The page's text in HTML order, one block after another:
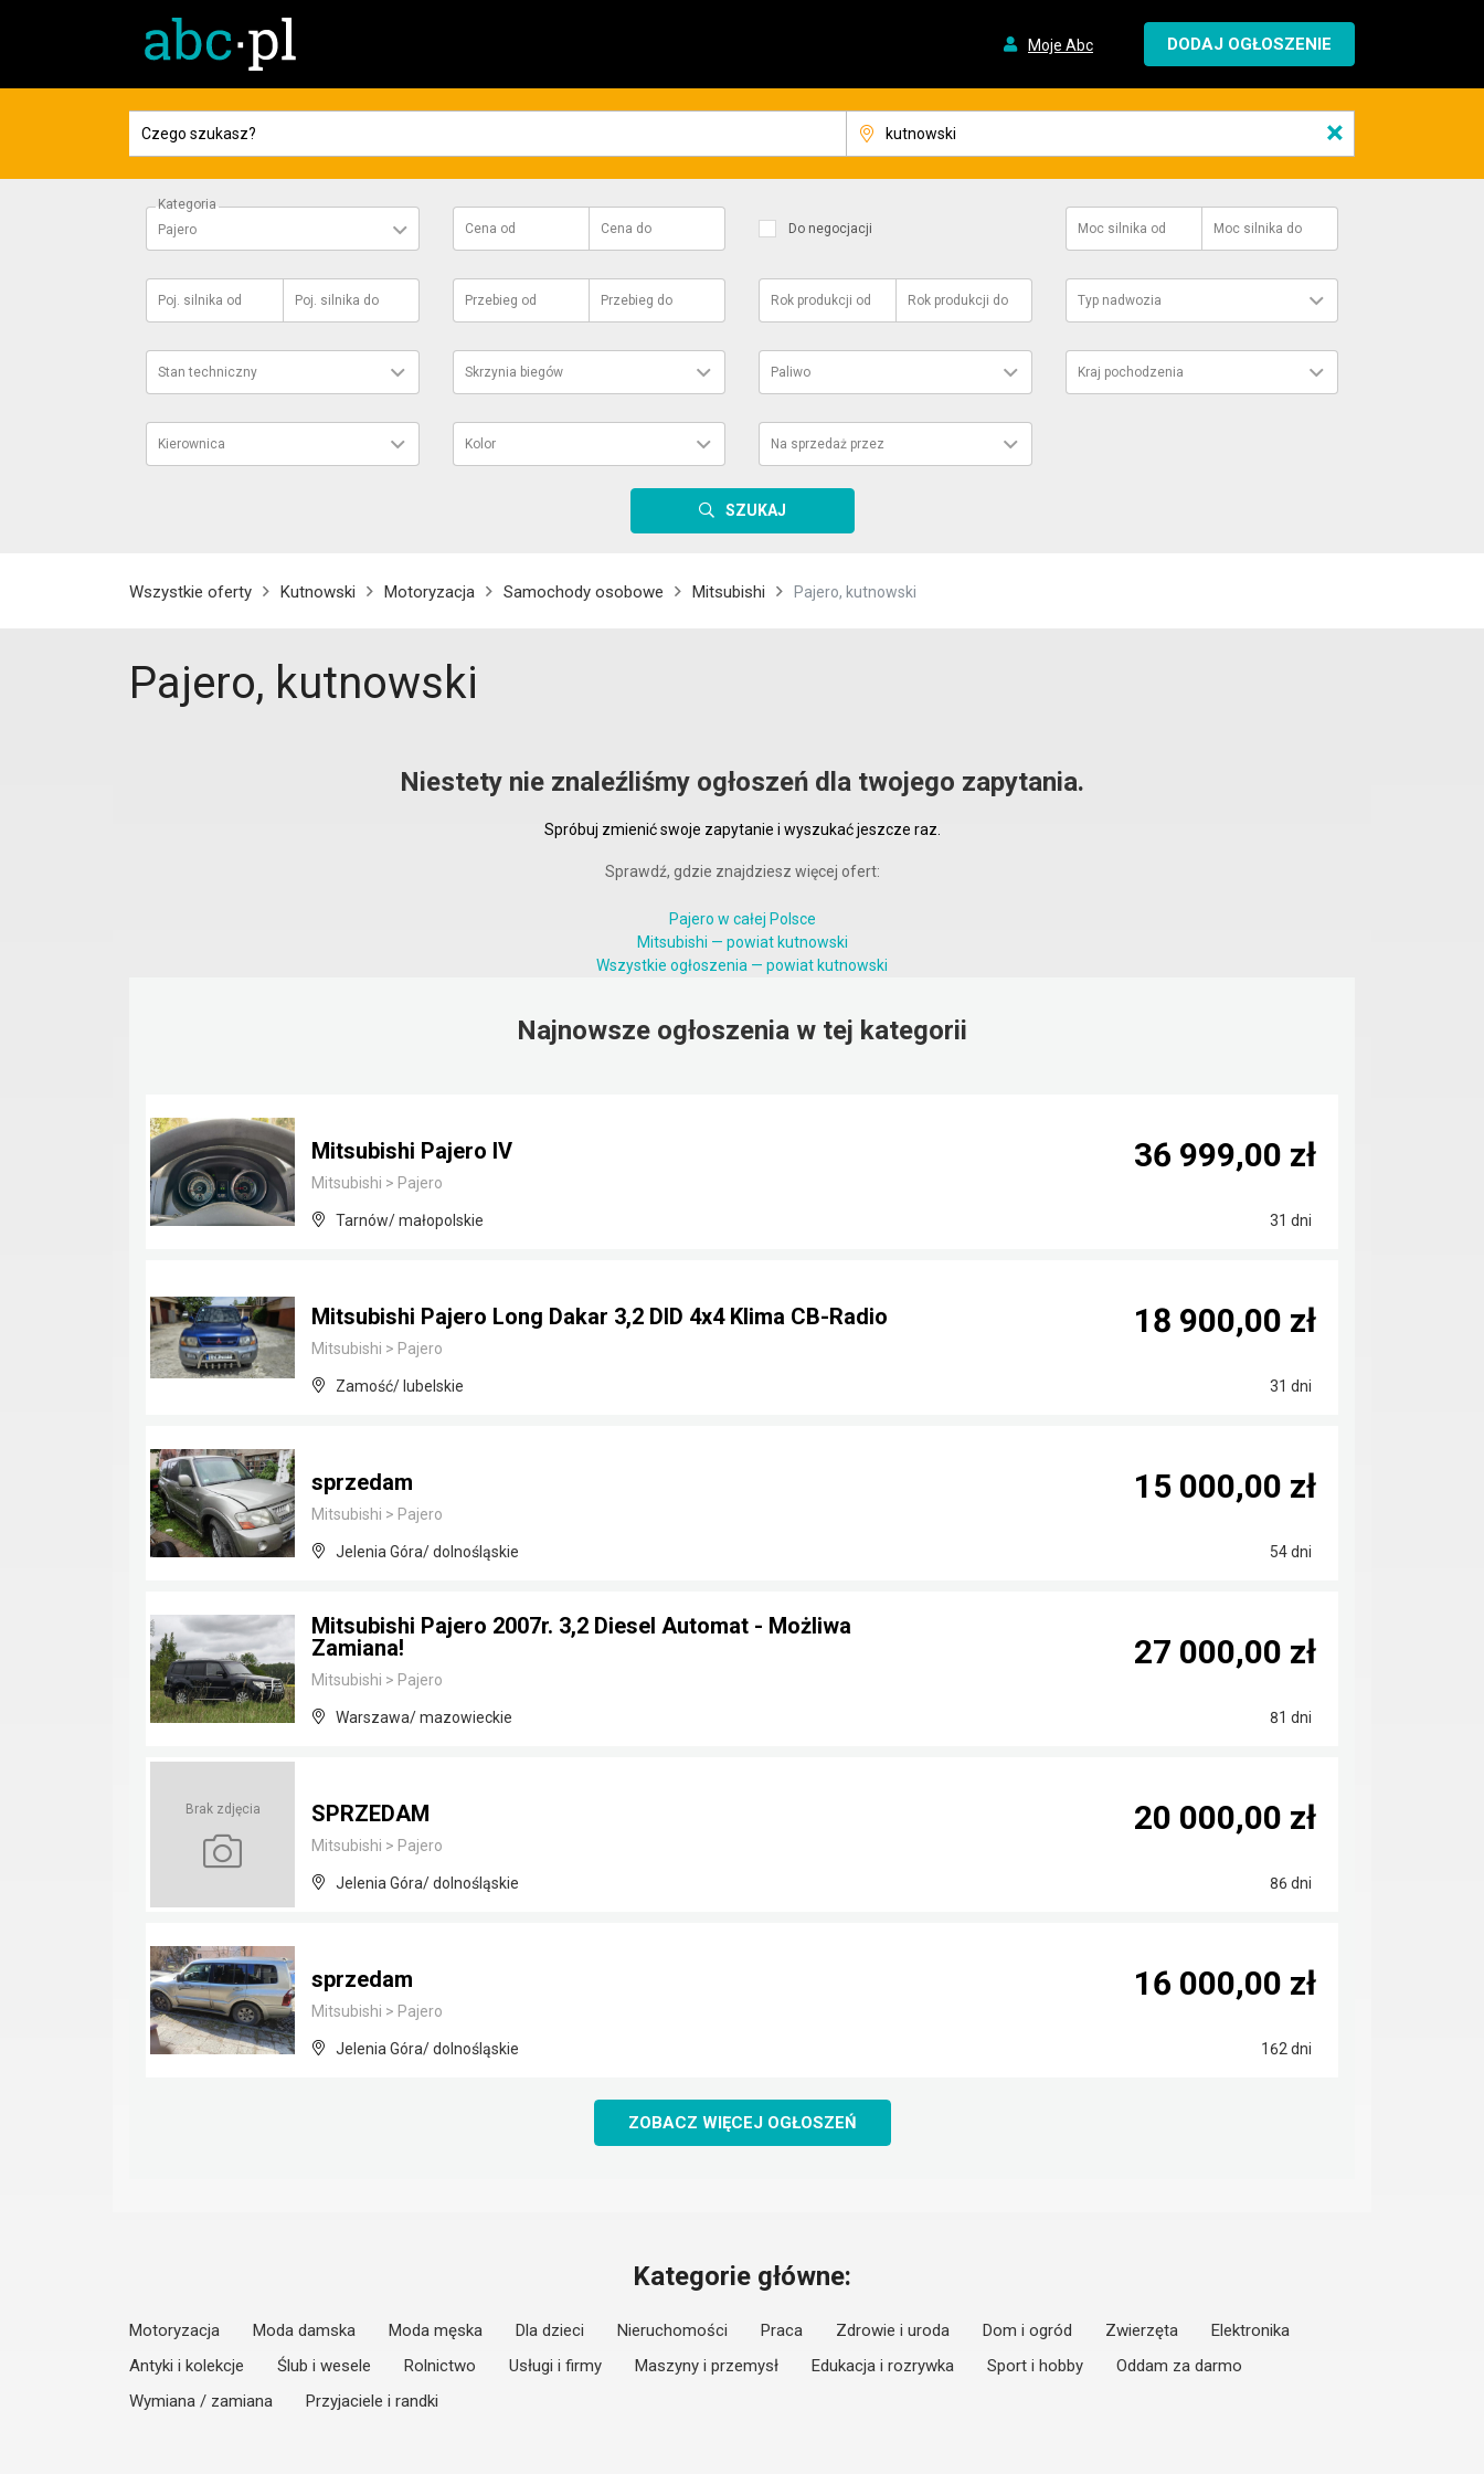
Moje Abc DODAJ OGŁOSZENIE
×
Kategoria
Pajero
Cena od Cena do Do negocjacji Moc silnika od Moc silnika do
Poj. silnika od Poj. silnika do Przebieg od Przebieg do Rok produkcji od Rok produkcji do Typ nadwozia
Stan techniczny Skrzynia biegów Paliwo Kraj pochodzenia
Kierownica Kolor Na sprzedaż przez
SZUKAJ
Wszystkie oferty Kutnowski Motoryzacja Samochody osobowe Mitsubishi Pajero, kutnowski
Pajero, kutnowski
Niestety nie znaleźliśmy ogłoszeń dla twojego zapytania.
Spróbuj zmienić swoje zapytanie i wyszukać jeszcze raz.
Sprawdź, gdzie znajdziesz więcej ofert:
Pajero w całej Polsce
Mitsubishi — powiat kutnowski
Wszystkie ogłoszenia — powiat kutnowski
Najnowsze ogłoszenia w tej kategorii
Mitsubishi Pajero IV
Mitsubishi > Pajero
Tarnów/ małopolskie 31 dni
36 999,00 zł
Mitsubishi Pajero Long Dakar 3,2 DID 4x4 Klima CB-Radio
Mitsubishi > Pajero
Zamość/ lubelskie 31 dni
18 900,00 zł
sprzedam
Mitsubishi > Pajero
Jelenia Góra/ dolnośląskie 54 dni
15 000,00 zł
Mitsubishi Pajero 2007r. 3,2 Diesel Automat - Możliwa
Zamiana!
Mitsubishi > Pajero
Warszawa/ mazowieckie 81 dni
27 000,00 zł
Brak zdjęcia SPRZEDAM
Mitsubishi > Pajero
Jelenia Góra/ dolnośląskie 86 dni
20 000,00 zł
sprzedam
Mitsubishi > Pajero
Jelenia Góra/ dolnośląskie 162 dni
16 000,00 zł
ZOBACZ WIĘCEJ OGŁOSZEŃ
Kategorie główne:
Motoryzacja Moda damska Moda męska Dla dzieci Nieruchomości Praca Zdrowie i uroda Dom i ogród Zwierzęta
Elektronika
Antyki i kolekcje
Ślub i wesele Rolnictwo Usługi i firmy Maszyny i przemysł Edukacja i rozrywka Sport i hobby
Oddam za darmo
Wymiana / zamiana
Przyjaciele i randki